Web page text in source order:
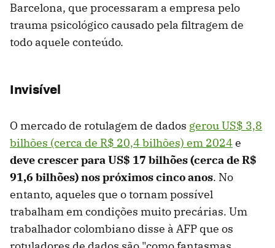
Barcelona, ​​que processaram a empresa pelo
trauma psicológico causado pela filtragem de
todo aquele conteúdo.
Invisível
O mercado de rotulagem de dados gerou US$ 3,8
bilhões (cerca de R$ 20,4 bilhões) em 2024 e
deve crescer para US$ 17 bilhões (cerca de R$
91,6 bilhões) nos próximos cinco anos. No
entanto, aqueles que o tornam possível
trabalham em condições muito precárias. Um
trabalhador colombiano disse à AFP que os